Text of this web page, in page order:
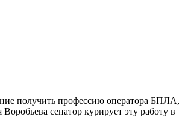
получить профессию оператора БПЛА,
сенатор курирует эту работу в